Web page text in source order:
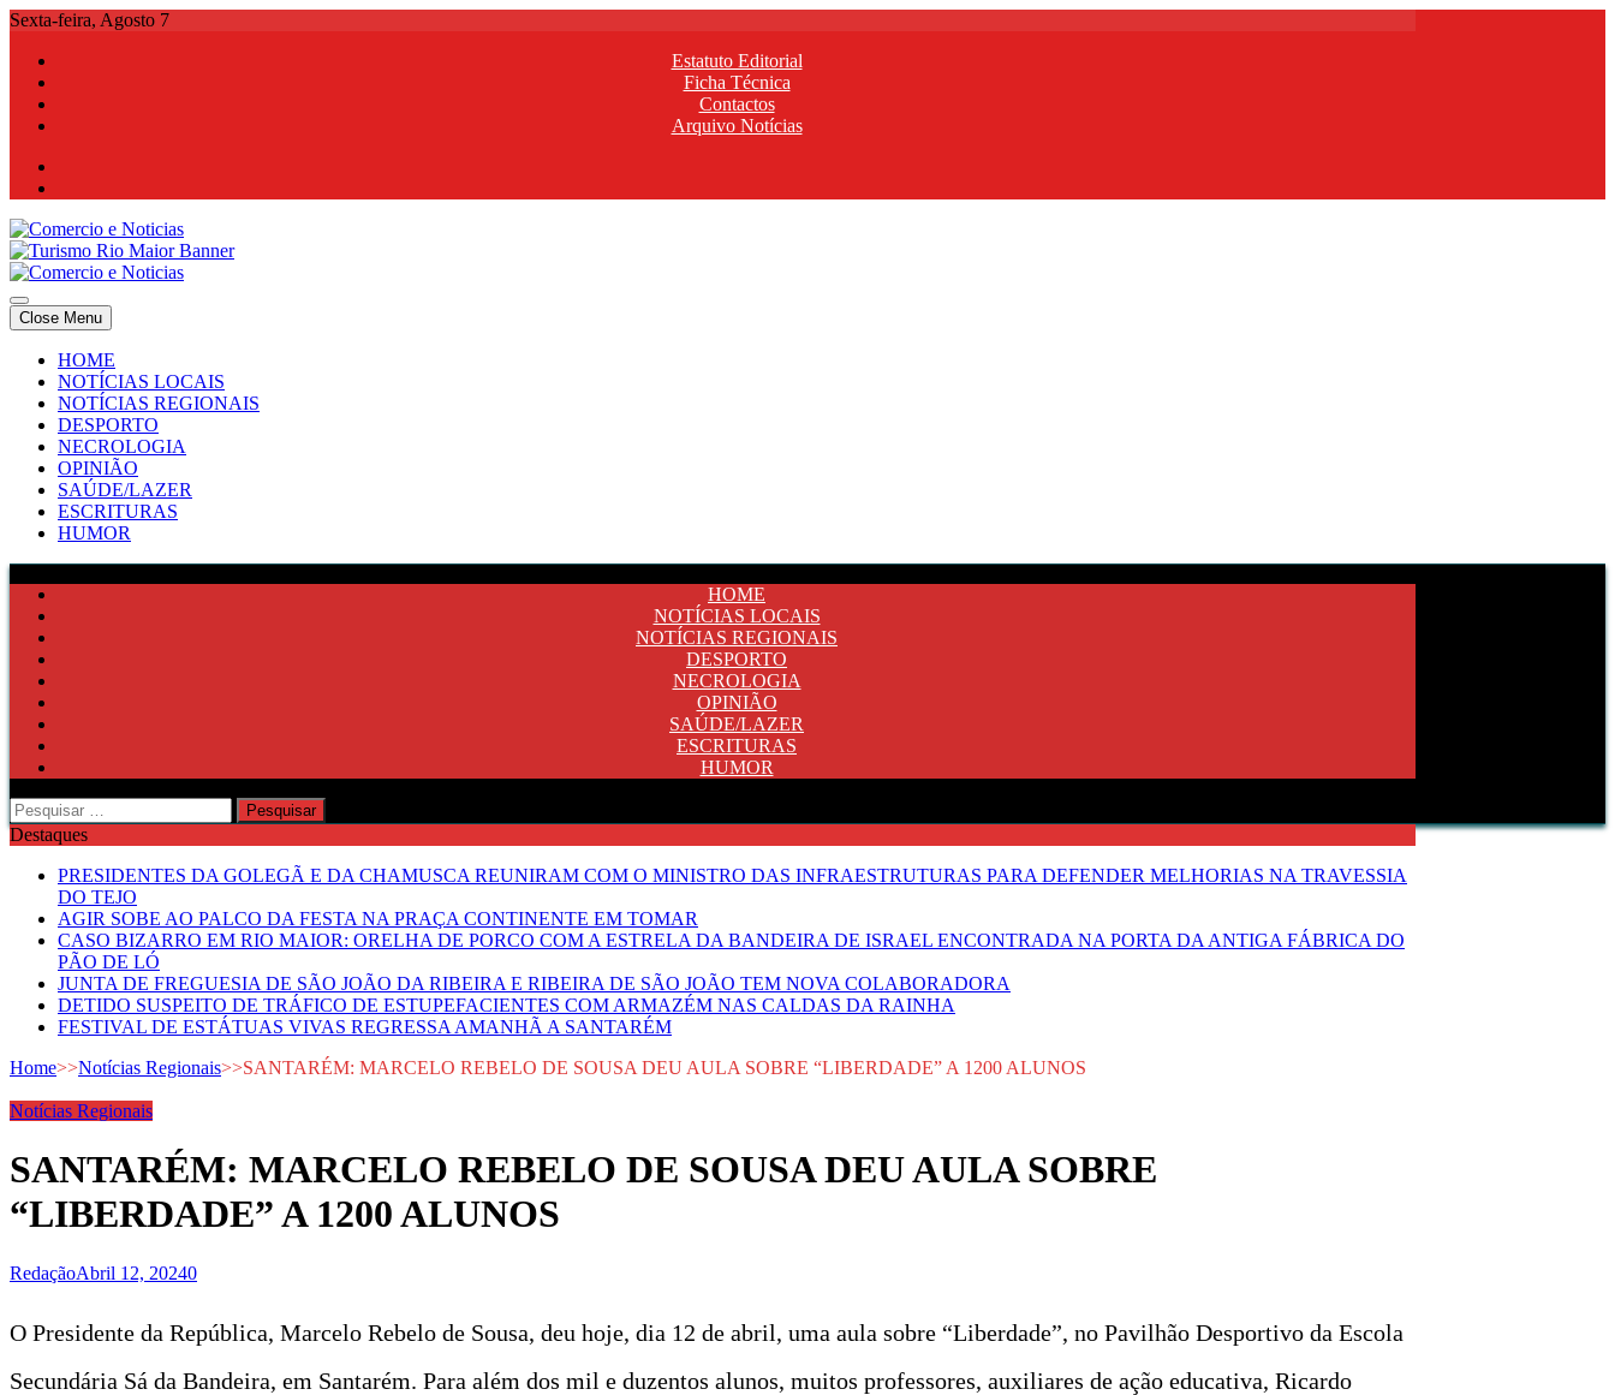
Skip
content
Sexta-feira, Agosto 7
Estatuto Editorial
Ficha Técnica
Contactos
Arquivo Notícias
Comercio e Noticias
Notícias e Publicidade Online
Comercio e Noticias
Notícias e Publicidade Online
Close Menu
HOME
NOTÍCIAS LOCAIS
NOTÍCIAS REGIONAIS
DESPORTO
NECROLOGIA
OPINIÃO
SAÚDE/LAZER
ESCRITURAS
HUMOR
HOME
NOTÍCIAS LOCAIS
NOTÍCIAS REGIONAIS
DESPORTO
NECROLOGIA
OPINIÃO
SAÚDE/LAZER
ESCRITURAS
HUMOR
Pesquisar
por:
Destaques
PRESIDENTES DA GOLEGÃ E DA CHAMUSCA REUNIRAM COM O MINISTRO DAS INFRAESTRUTURAS PARA DEFENDER MELHORIAS NA TRAVESSIA
DO TEJO
AGIR SOBE AO PALCO DA FESTA NA PRAÇA CONTINENTE EM TOMAR
CASO BIZARRO EM RIO MAIOR: ORELHA DE PORCO COM A ESTRELA DA BANDEIRA DE ISRAEL ENCONTRADA NA PORTA DA ANTIGA FÁBRICA DO
PÃO DE LÓ
JUNTA DE FREGUESIA DE SÃO JOÃO DA RIBEIRA E RIBEIRA DE SÃO JOÃO TEM NOVA COLABORADORA
DETIDO SUSPEITO DE TRÁFICO DE ESTUPEFACIENTES COM ARMAZÉM NAS CALDAS DA RAINHA
FESTIVAL DE ESTÁTUAS VIVAS REGRESSA AMANHÃ A SANTARÉM
Home>>Notícias Regionais>>SANTARÉM: MARCELO REBELO DE SOUSA DEU AULA SOBRE “LIBERDADE” A 1200 ALUNOS
Notícias Regionais
SANTARÉM: MARCELO REBELO DE SOUSA DEU AULA SOBRE
“LIBERDADE” A 1200 ALUNOS
RedaçãoAbril 12, 20240
O Presidente da República, Marcelo Rebelo de Sousa, deu hoje, dia 12 de abril, uma aula sobre “Liberdade”, no Pavilhão Desportivo da Escola
Secundária Sá da Bandeira, em Santarém. Para além dos mil e duzentos alunos, muitos professores, auxiliares de ação educativa, Ricardo